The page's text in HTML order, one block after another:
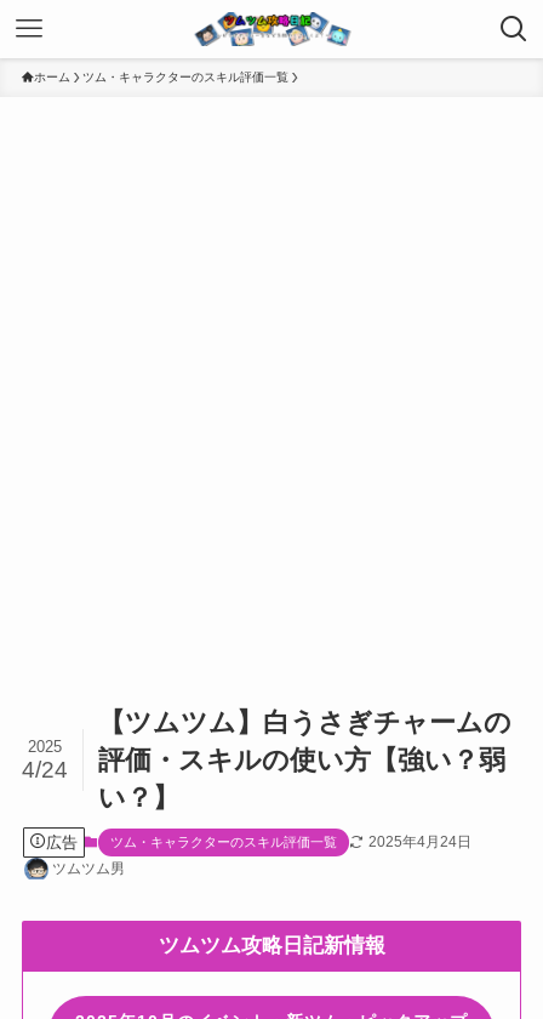
ホーム ツム・キャラクターのスキル評価一覧
【ツムツム】白うさぎチャームの
評価・スキルの使い方【強い？弱
い？】
2025
4/24
広告 ツム・キャラクターのスキル評価一覧
2025年4月24日
ツムツム男
ツムツム攻略日記新情報